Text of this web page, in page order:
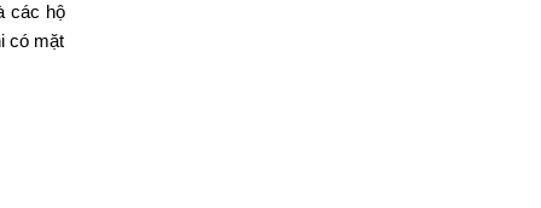
các hộ
có mặt